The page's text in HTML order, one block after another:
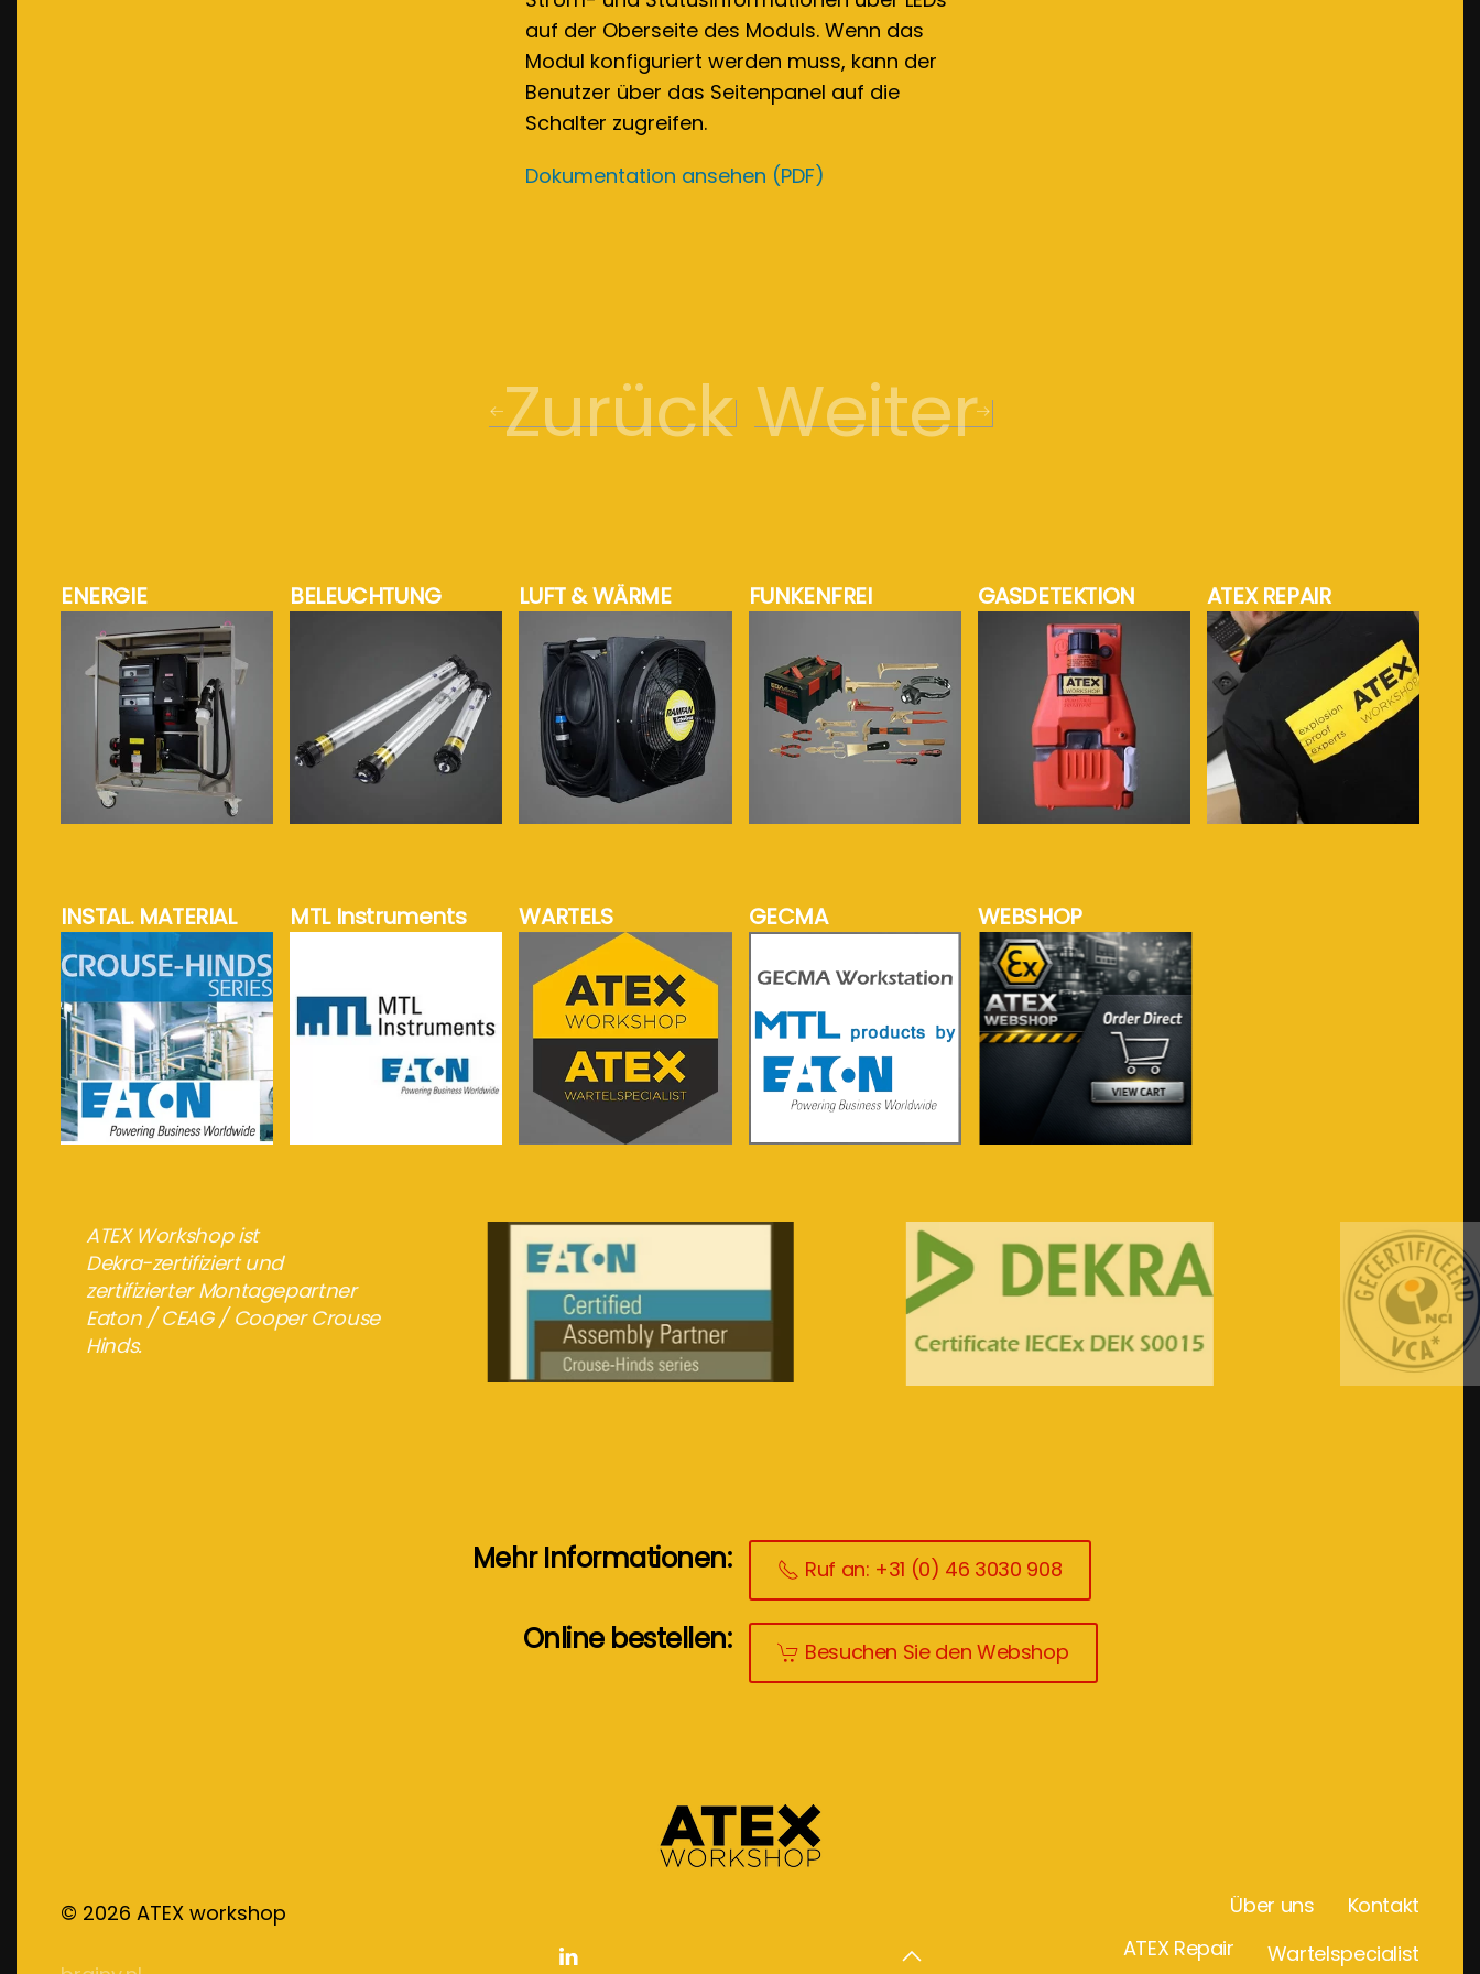
auf der Oberseite des Moduls. Wenn das
Modul konfiguriert werden muss, kann der
Benutzer über das Seitenpanel auf die
Schalter zugreifen.
Dokumentation ansehen (PDF)
Zurück Weiter
ENERGIE BELEUCHTUNG LUFT & WÄRME
mehr Info...
FUNKENFREI GASDETEKTION
mehr Info...
ATEX REPAIR
INSTAL. MATERIAL
meer info...
MTL Instruments WARTELS
meer info...
GECMA WEBSHOP
ATEX Workshop ist
Dekra-zertifiziert und
zertifizierter Montagepartner
Eaton / CEAG / Cooper Crouse
Hinds.
Mehr Informationen:
Online bestellen:
Ruf an: +31 (0) 46 3030 908
Besuchen Sie den Webshop
© 2026 ATEX workshop Über uns
Kontakt
ATEX Repair
Wartelspecialist